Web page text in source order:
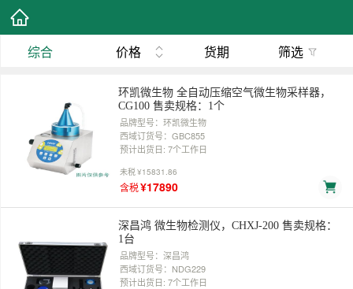
综合 价格 货期 筛选
环凯微生物 全自动压缩空气微生物采样器，
CG100 售卖规格：1个
品牌型号：环凯微生物
西域订货号：GBC855
预计出货日: 7个工作日
未税¥15831.86
含税¥17890
深昌鸿 微生物检测仪，CHXJ-200 售卖规格：
1台
品牌型号：深昌鸿
西域订货号：NDG229
预计出货日: 7个工作日